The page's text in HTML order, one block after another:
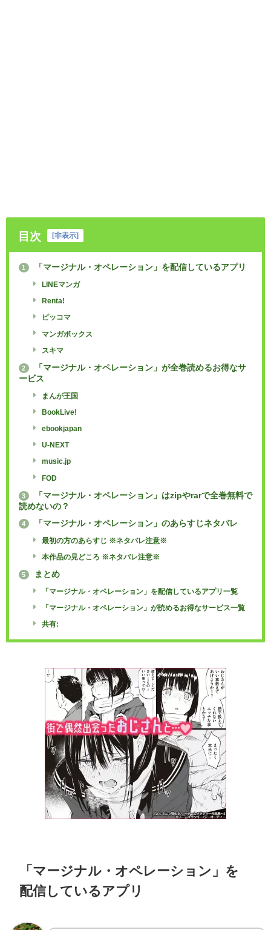
目次 [非表示]
1 「マージナル・オペレーション」を配信しているアプリ
LINEマンガ
Renta!
ピッコマ
マンガボックス
スキマ
2
「マージナル・オペレーション」が全巻読めるお得なサ
ービス
まんが王国
BookLive!
ebookjapan
U-NEXT
music.jp
FOD
3
「マージナル・オペレーション」はzipやrarで全巻無料で
読めないの？
4 「マージナル・オペレーション」のあらすじネタバレ
最初の方のあらすじ ※ネタバレ注意※
本作品の見どころ ※ネタバレ注意※
5 まとめ
「マージナル・オペレーション」を配信しているアプリ一覧
「マージナル・オペレーション」が読めるお得なサービス一覧
共有:
「マージナル・オペレーション」を
配信しているアプリ